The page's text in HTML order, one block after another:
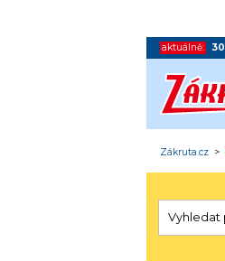
aktuálně: 30
Zákruta.cz >